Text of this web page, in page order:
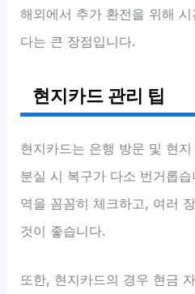
해외에서 추가 환전을 위해
다는 큰 장점입니다.
현지카드 관리 팁
현지카드는 은행 방문 및 현
분실 시 복구가 다소 번거롭
역을 꼼꼼히 체크하고, 여러
것이 좋습니다.
또한, 현지카드의 경우 현금